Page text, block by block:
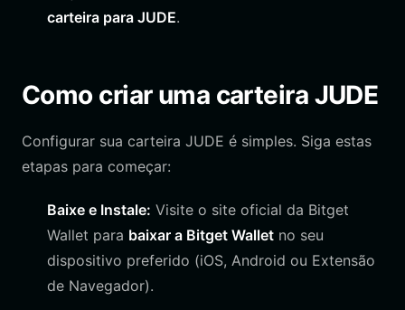
carteira para JUDE.
Como criar uma carteira JUDE
Configurar sua carteira JUDE é simples. Siga estas
etapas para começar:
Baixe e Instale: Visite o site oficial da Bitget
Wallet para baixar a Bitget Wallet no seu
dispositivo preferido (iOS, Android ou Extensão
de Navegador).